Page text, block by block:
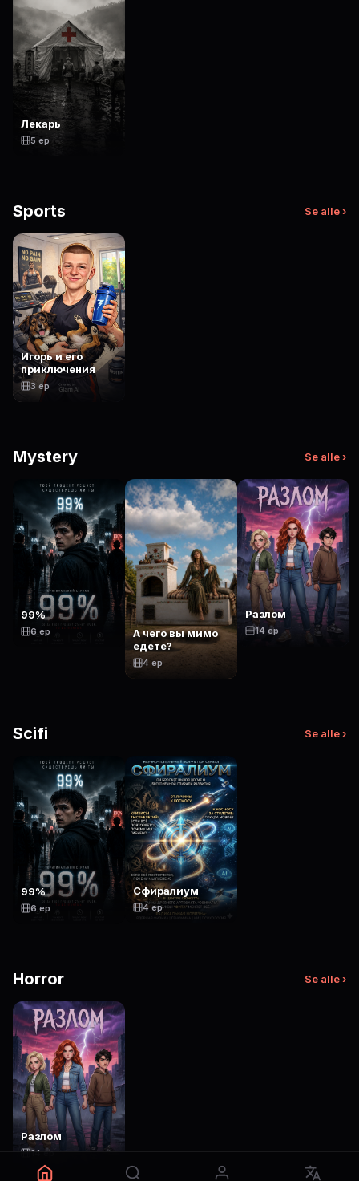
Лекарь
5 ep
Sports Se alle ›
Игорь и его
приключения
3 ep
Mystery Se alle ›
99%
6 ep
А чего вы мимо
едете?
4 ep
Разлом
14 ep
Scifi Se alle ›
99%
6 ep
Сфиралиум
4 ep
Horror Se alle ›
Разлом
14 ep